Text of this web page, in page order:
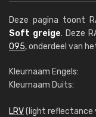
Deze pagina toont
Soft greige. Deze
095, onderdeel van
Kleurnaam Engels:
Kleurnaam Duits:
LRV(light reflectance